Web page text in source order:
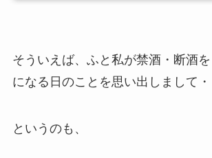
そういえば、ふと私が禁酒・断酒
になる日のことを思い出しまして・
というのも、